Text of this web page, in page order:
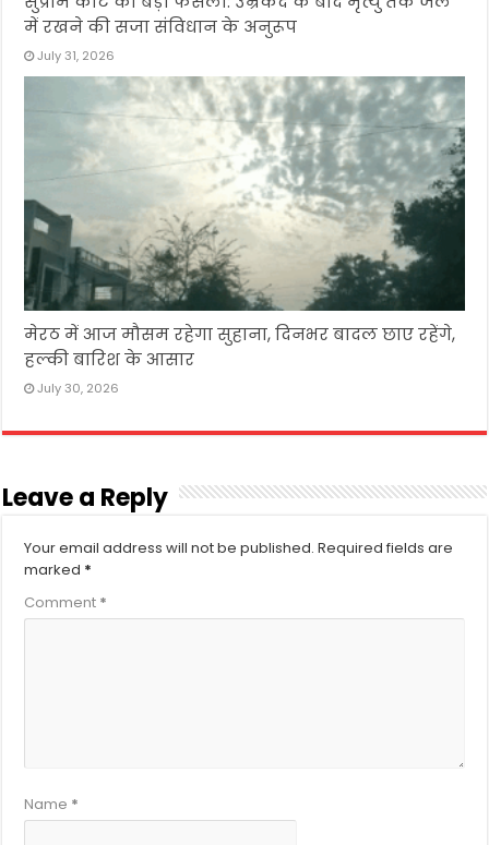
में रखने की सजा संविधान के अनुरूप
July 31, 2026
मेरठ में आज मौसम रहेगा सुहाना, दिनभर बादल छाए रहेंगे,
हल्की बारिश के आसार
July 30, 2026
Leave a Reply
Your email address will not be published. Required fields are
marked *
Comment *
Name *